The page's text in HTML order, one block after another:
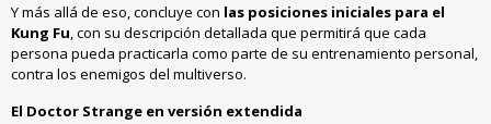
Y más allá de eso,concluye con las posiciones iniciales para el
Kung Fu,con su descripción detallada que permitirá que cada
persona pueda practicarla como parte de su entrenamiento personal,
contra los enemigos del multiverso.
El Doctor Strange en versión extendida